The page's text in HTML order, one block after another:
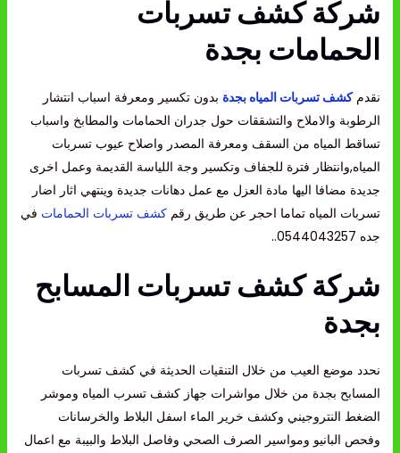
شركة كشف تسربات
الحمامات بجدة
نقدمكشف تسربات المياه بجدة بدون تكسير ومعرفة اسباب انتشار
الرطوبة والاملاح والتشققات حول جدران الحمامات والمطابخ واسباب
تساقط المياه من السقف ومعرفة المصدر واصلاح عيوب تسربات
المياه,وانتظار فترة للجفاف وتكسير وجة اللياسة القديمة وعمل اخرى
جديدة مضافا اليها مادة العزل مع عمل دهانات جديدة وينتهي اثار اضار
تسربات المياه تماما احجر عن طريق رقم كشف تسربات الحمامات في
جده 0544043257..
شركة كشف تسربات المسابح
بجدة
نحدد موضع العيب من خلال التنقيات الحديثة في كشف تسربات
المسابح بجدة من خلال مواشرات جهاز كشف تسرب المياه وموشر
الضغط النتروجيني وكشف خرير الماء اسفل البلاط والخرسانات
وفحص البانيو ومواسير الصرف الصحي وفاصل البلاط والبيبة مع اعمال